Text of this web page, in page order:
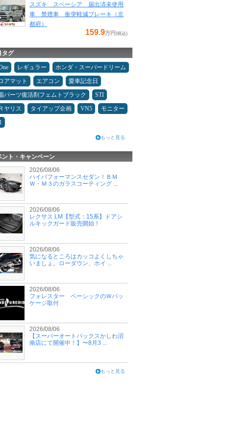
スズキ スペーシア 届出済未使用
車 禁煙車 衝突軽減ブレーキ（京
都府）
159.9万円(税込)
タグ
レギュラー
ホンダ・スーパードリーム
アマット
エアコン
愛車記念日
パーツ復活剤フェムトブラック
STI
ヤリス
タイアップ企画 VN5
モニター
もっと見る
ント・キャンペーン
2026/08/06
ハイパフォーマンスセダン！ＢＭ
Ｗ・Ｍ３のガラスコーティング ...
2026/08/06
レクサス LM【型式：15系】ドアシ
ルキックガード販売開始！
2026/08/06
気になるところはカッコよくしちゃ
いましょ。ローダウン、ホイ ...
2026/08/06
フォレスター ベーシックのＷパッ
ケージ取付
2026/08/06
【スーパーオートバックスかしわ沼
南店にて開催中！】〜8月3 ...
もっと見る